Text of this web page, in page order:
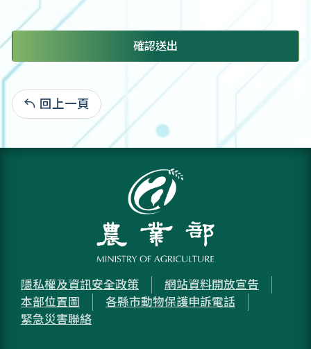
確認送出
回上一頁
隱私權及資訊安全政策
網站資料開放宣告
本部位置圖
各縣市動物保護申訴電話
緊急災害聯絡